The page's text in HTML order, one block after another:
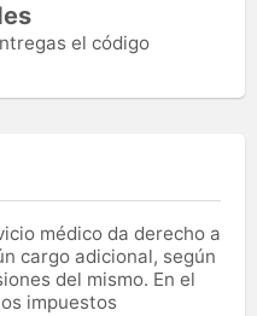
el código
médico da derecho a
cargo adicional, según
del mismo. En el
impuestos